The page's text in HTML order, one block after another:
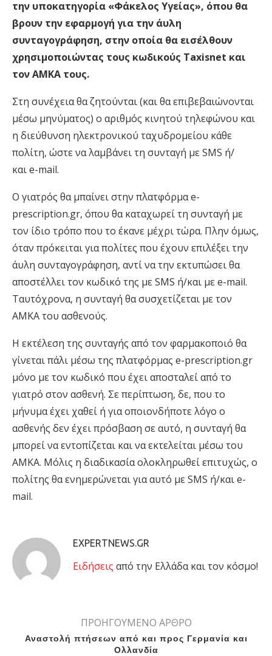
την υποκατηγορία «Φάκελος Υγείας», όπου θα
βρουν την εφαρμογή για την άυλη
συνταγογράφηση, στην οποία θα εισέλθουν
χρησιμοποιώντας τους κωδικούς Taxisnet και
τον ΑΜΚΑ τους.
Στη συνέχεια θα ζητούνται (και θα επιβεβαιώνονται
μέσω μηνύματος) ο αριθμός κινητού τηλεφώνου και
η διεύθυνση ηλεκτρονικού ταχυδρομείου κάθε
πολίτη, ώστε να λαμβάνει τη συνταγή με SMS ή/
και e-mail.
Ο γιατρός θα μπαίνει στην πλατφόρμα e-
prescription.gr, όπου θα καταχωρεί τη συνταγή με
τον ίδιο τρόπο που το έκανε μέχρι τώρα. Πλην όμως,
όταν πρόκειται για πολίτες που έχουν επιλέξει την
άυλη συνταγογράφηση, αντί να την εκτυπώσει θα
αποστέλλει τον κωδικό της με SMS ή/και με e-mail.
Ταυτόχρονα, η συνταγή θα συσχετίζεται με τον
ΑΜΚΑ του ασθενούς.
Η εκτέλεση της συνταγής από τον φαρμακοποιό θα
γίνεται πάλι μέσω της πλατφόρμας e-prescription.gr
μόνο με τον κωδικό που έχει αποσταλεί από το
γιατρό στον ασθενή. Σε περίπτωση, δε, που το
μήνυμα έχει χαθεί ή για οποιονδήποτε λόγο ο
ασθενής δεν έχει πρόσβαση σε αυτό, η συνταγή θα
μπορεί να εντοπίζεται και να εκτελείται μέσω του
ΑΜΚΑ. Μόλις η διαδικασία ολοκληρωθεί επιτυχώς, ο
πολίτης θα ενημερώνεται για αυτό με SMS ή/και e-
mail.
EXPERTNEWS.GR
Eιδήσεις από την Ελλάδα και τον κόσμο!
ΠΡΟΗΓΟΥΜΕΝΟ ΑΡΘΡΟ
Αναστολή πτήσεων από και προς Γερμανία και
Ολλανδία